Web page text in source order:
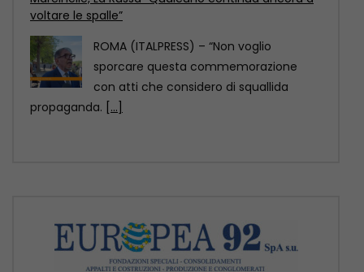
Scoperto un relitto romano con centinaia di anfore
al largo di Mazara del Vallo
ROMA (ITALPRESS) – Un relitto di epoca
romana, presumibilmente databile tra il
II e il